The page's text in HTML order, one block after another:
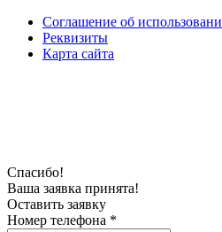
Соглашение об
Реквизиты
Карта сайта
Спасибо!
Ваша заявка принята!
Оставить заявку
Номер телефона *